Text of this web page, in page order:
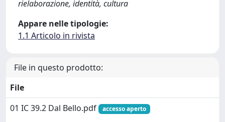
rielaborazione, identità, cultura
Appare nelle tipologie:
1.1 Articolo in rivista
File in questo prodotto:
File
01 IC 39.2 Dal Bello.pdf
accesso aperto